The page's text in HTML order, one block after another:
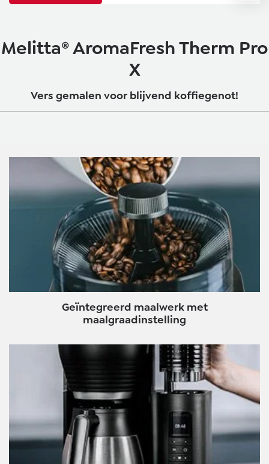
Melitta® AromaFresh Therm Pro
X
Vers gemalen voor blijvend koffiegenot!
Geïntegreerd maalwerk met
maalgraadinstelling